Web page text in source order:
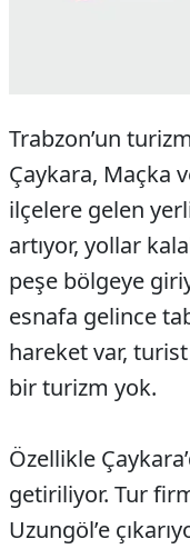
Trabzon’un
Çaykara, Maçka
ilçelere gelen
artıyor, yollar
peşe bölgeye
esnafa gelince
hareket var,
bir turizm yok.
Özellikle
getiriliyor. Tur
Uzungöl’e